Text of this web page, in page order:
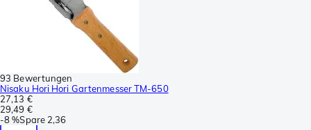
93 Bewertungen
Nisaku Hori Hori Gartenmesser TM-650
27,13 €
29,49 €
-8 %Spare 2,36